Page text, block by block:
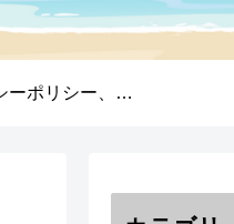
プライバシーポリシー、免責事項、著作権について